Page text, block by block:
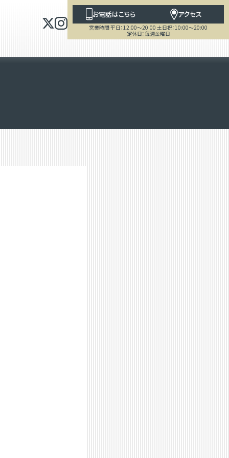
お電話はこちら アクセス
営業時間 平日：12:00～20:00 土日祝：10:00～20:00
定休日：毎週金曜日